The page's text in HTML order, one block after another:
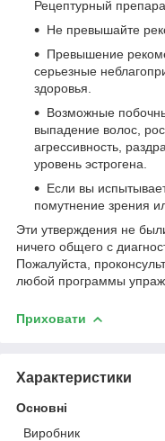
Рецептурный
Не превышайте
Превышение
серьезные
здоровья.
Возможные
выпадение волос,
агрессивность,
уровень эстрогена.
Если вы
помутнение зрения
Эти утверждения не
ничего общего с
Пожалуйста,
любой программы
Приховати
Характеристики
Основні
Виробник